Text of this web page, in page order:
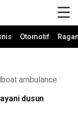
Otomotif
ambulance.
dusun